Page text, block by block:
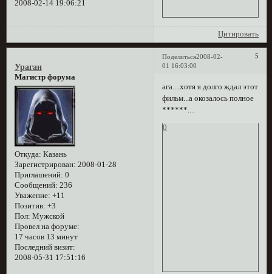
2008-02-14 19:06:21
Цитировать
Поделиться 5
2008-02-
01 16:03:00
Ураган
Магистр форума
Откуда: Казань
Зарегистрирован: 2008-01-28
Приглашений: 0
Сообщений: 236
Уважение: +11
Позитив: +3
Пол: Мужской
Провел на форуме:
17 часов 13 минут
Последний визит:
2008-05-31 17:51:16
ага....хотя я долго ждал этот
фильм...а окозалось полное
******....
0